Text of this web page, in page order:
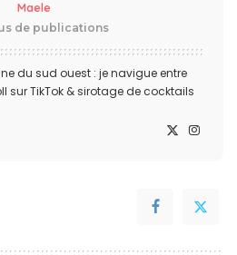
Maele
de publications
du sud ouest : je navigue entre
sur TikTok & sirotage de cocktails